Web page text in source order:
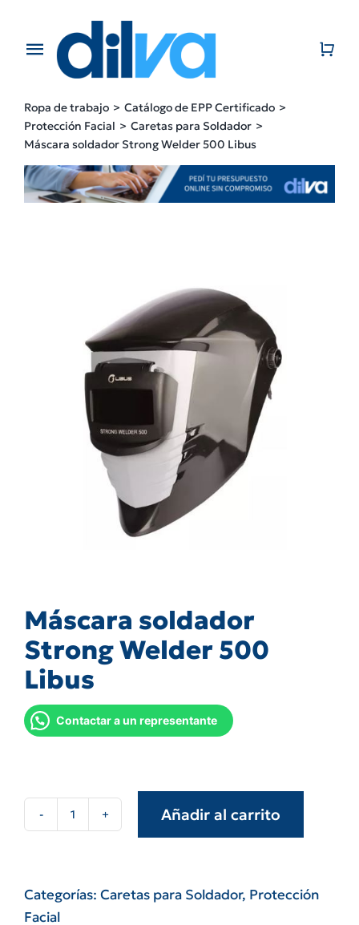
contentToggle
EMPRESA
PRODUCTOS
Ropa de trabajo
Catálogo de EPP Certificado
Protección Facial
Caretas para Soldador
Máscara soldador Strong Welder 500 Libus
Máscara soldador
Strong Welder 500
Libus
Contactar a un representante
Máscara
Welder
Añadir al carrito
Categorías: Caretas para Soldador, Protección
Facial